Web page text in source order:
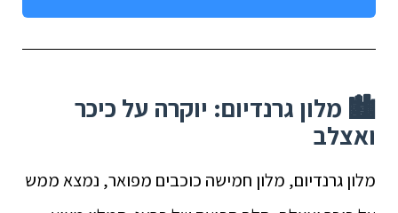
🏙️ מלון גרנדיום: יוקרה על כיכר
ואצלב
מלון גרנדיום, מלון חמישה כוכבים מפואר, נמצא ממש